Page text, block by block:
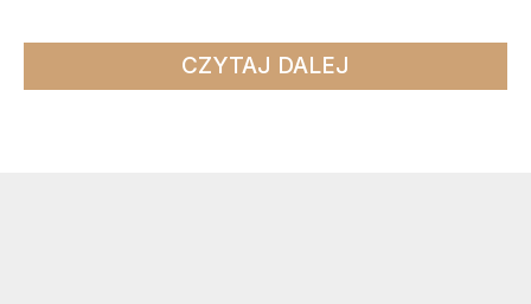
CZYTAJ DALEJ